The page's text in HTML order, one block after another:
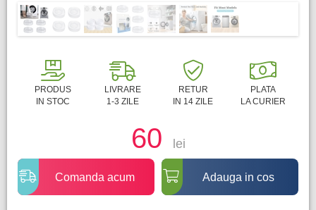
PRODUS
IN STOC
LIVRARE
1-3 ZILE
RETUR
IN 14 ZILE
PLATA
LA CURIER
60 lei
Comanda acum Adauga in cos